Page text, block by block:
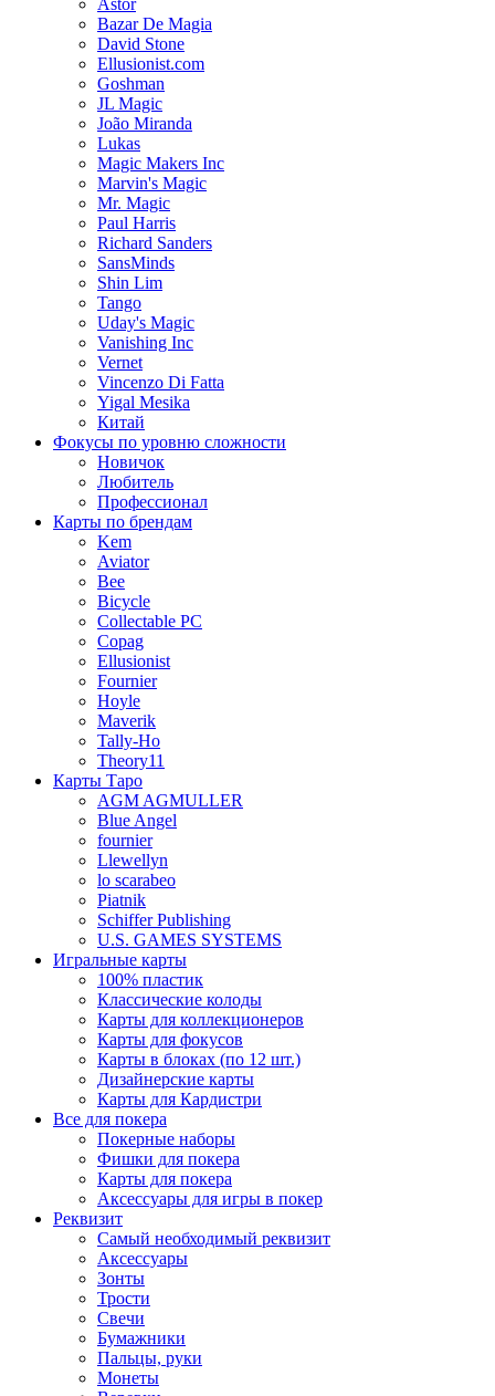
Astor
Bazar De Magia
David Stone
Ellusionist.com
Goshman
JL Magic
João Miranda
Lukas
Magic Makers Inc
Marvin's Magic
Mr. Magic
Paul Harris
Richard Sanders
SansMinds
Shin Lim
Tango
Uday's Magic
Vanishing Inc
Vernet
Vincenzo Di Fatta
Yigal Mesika
Китай
Фокусы по уровню сложности
Новичок
Любитель
Профессионал
Карты по брендам
Kem
Aviator
Bee
Bicycle
Collectable PC
Copag
Ellusionist
Fournier
Hoyle
Maverik
Tally-Ho
Theory11
Карты Таро
AGM AGMULLER
Blue Angel
fournier
Llewellyn
lo scarabeo
Piatnik
Schiffer Publishing
U.S. GAMES SYSTEMS
Игральные карты
100% пластик
Классические колоды
Карты для коллекционеров
Карты для фокусов
Карты в блоках (по 12 шт.)
Дизайнерские карты
Карты для Кардистри
Все для покера
Покерные наборы
Фишки для покера
Карты для покера
Аксессуары для игры в покер
Реквизит
Самый необходимый реквизит
Аксессуары
Зонты
Трости
Свечи
Бумажники
Пальцы, руки
Монеты